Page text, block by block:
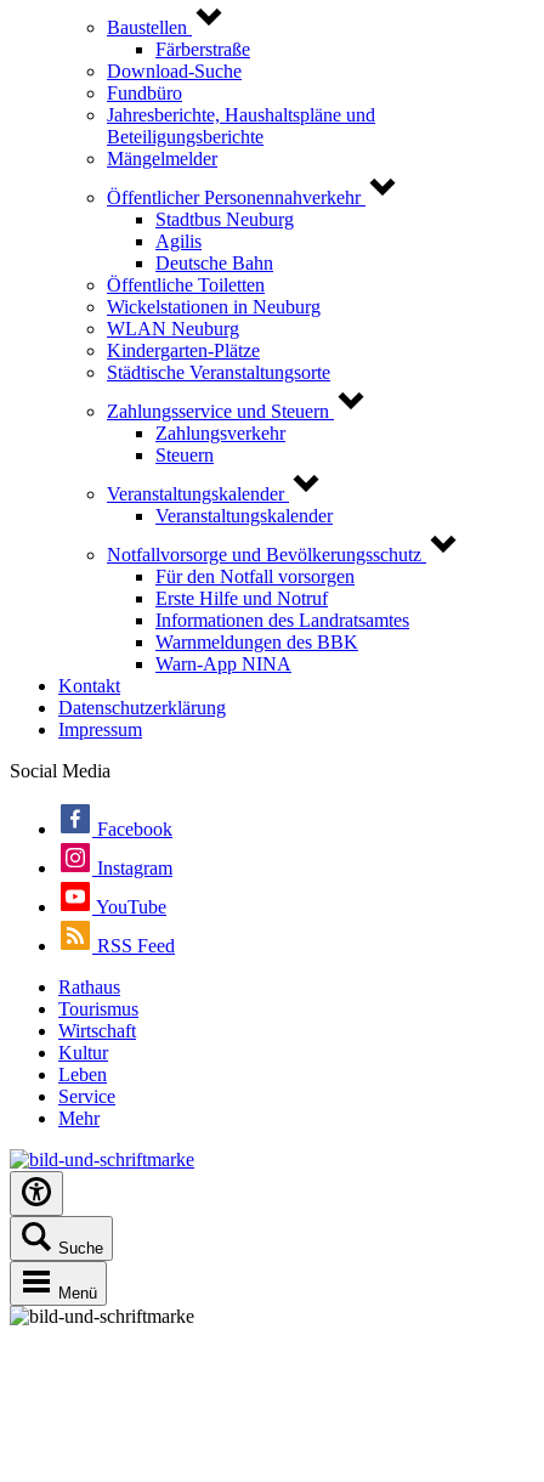
Baustellen
Färberstraße
Download-Suche
Fundbüro
Jahresberichte, Haushaltspläne und
Beteiligungsberichte
Mängelmelder
Öffentlicher Personennahverkehr
Stadtbus Neuburg
Agilis
Deutsche Bahn
Öffentliche Toiletten
Wickelstationen in Neuburg
WLAN Neuburg
Kindergarten-Plätze
Städtische Veranstaltungsorte
Zahlungsservice und Steuern
Zahlungsverkehr
Steuern
Veranstaltungskalender
Veranstaltungskalender
Notfallvorsorge und Bevölkerungsschutz
Für den Notfall vorsorgen
Erste Hilfe und Notruf
Informationen des Landratsamtes
Warnmeldungen des BBK
Warn-App NINA
Kontakt
Datenschutzerklärung
Impressum
Social Media
Facebook
Instagram
YouTube
RSS Feed
Rathaus
Tourismus
Wirtschaft
Kultur
Leben
Service
Mehr
Suche
Menü